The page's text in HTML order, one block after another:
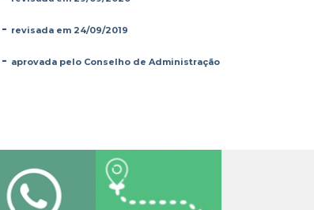
- revisada em 24/09/2019
- aprovada pelo Conselho de Administração